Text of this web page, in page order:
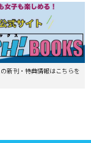
新刊・特典情報はこちらを